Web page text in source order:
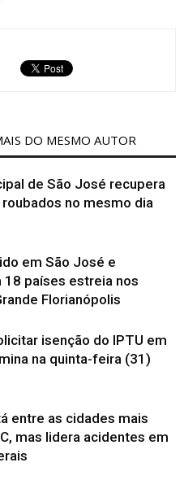
DO MESMO AUTOR
de São José recupera
no mesmo dia
em São José e
18 países estreia nos
Florianópolis
isenção do IPTU em
na quinta-feira (31)
entre as cidades mais
mas lidera acidentes em